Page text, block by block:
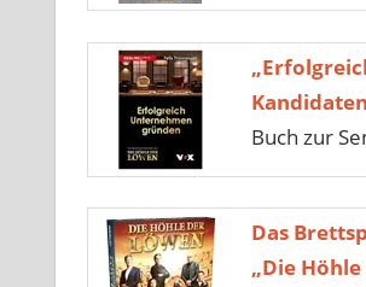
Buch zur
Das
„Die